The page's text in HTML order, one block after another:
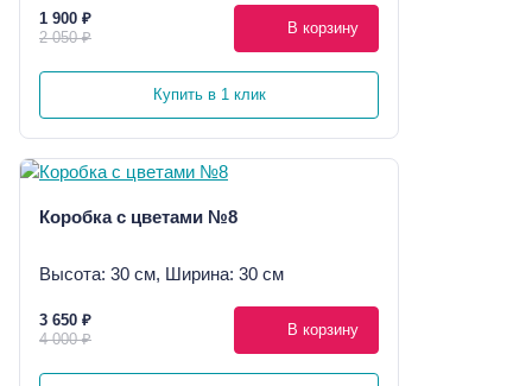
1 900 ₽
2 050 ₽
В корзину
Купить в 1 клик
Коробка с цветами №8
Высота: 30 см, Ширина: 30 см
3 650 ₽
4 000 ₽
В корзину